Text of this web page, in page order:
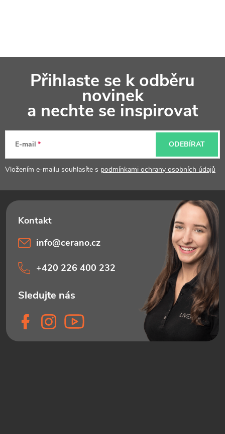
a
Přihlaste se k odběru
novinek
a nechte se inspirovat
E-mail
Vložením e-mailu souhlasíte s podmínkami ochrany osobních údajů
ODEBÍRAT
info@cerano.cz
+420 226 400 232